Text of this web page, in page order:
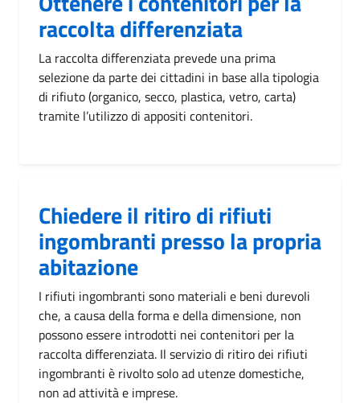
raccolta differenziata
La raccolta differenziata prevede una prima
selezione da parte dei cittadini in base alla tipologia
di rifiuto (organico, secco, plastica, vetro, carta)
tramite l’utilizzo di appositi contenitori.
Chiedere il ritiro di rifiuti
ingombranti presso la propria
abitazione
I rifiuti ingombranti sono materiali e beni durevoli
che, a causa della forma e della dimensione, non
possono essere introdotti nei contenitori per la
raccolta differenziata. Il servizio di ritiro dei rifiuti
ingombranti è rivolto solo ad utenze domestiche,
non ad attività e imprese.